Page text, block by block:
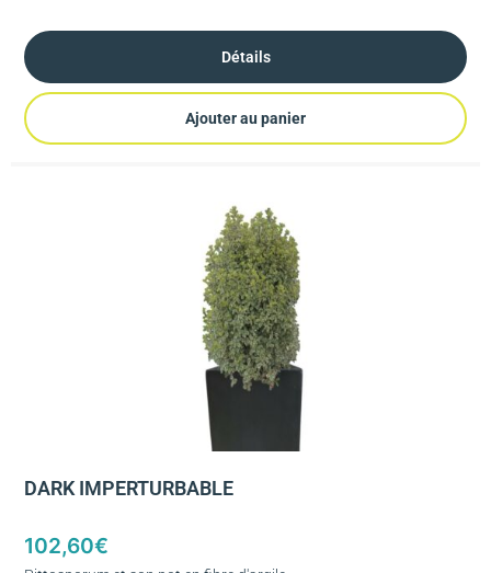
Détails
Ajouter au panier
DARK IMPERTURBABLE
102,60€